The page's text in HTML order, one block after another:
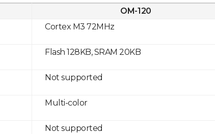
OM-120
Cortex M3 72MHz
Flash 128KB, SRAM 20KB
Not supported
Multi-color
Not supported